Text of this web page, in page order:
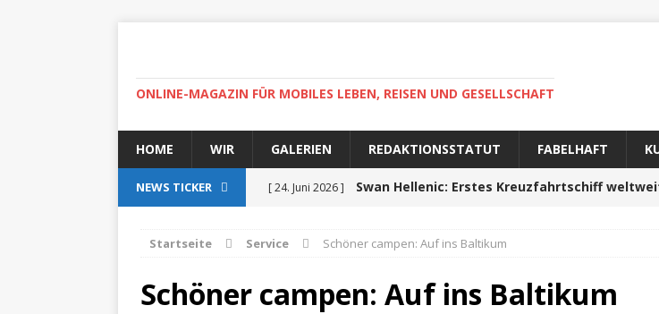
ONLINE-MAGAZIN FÜR MOBILES LEBEN, REISEN UND GESELLSCHAFT
HOME WIR GALERIEN REDAKTIONSSTATUT FABELHAFT
NEWS TICKER [ 24. Juni 2026 ] Swan Hellenic: Erstes Kreuzfahrtschiff
[ 30. April 2022 ] High-Tech-Katamaran MS „Nordlicht“ zurück:
Startseite Service Schöner campen: Auf ins Baltikum
Schöner campen: Auf ins Baltikum